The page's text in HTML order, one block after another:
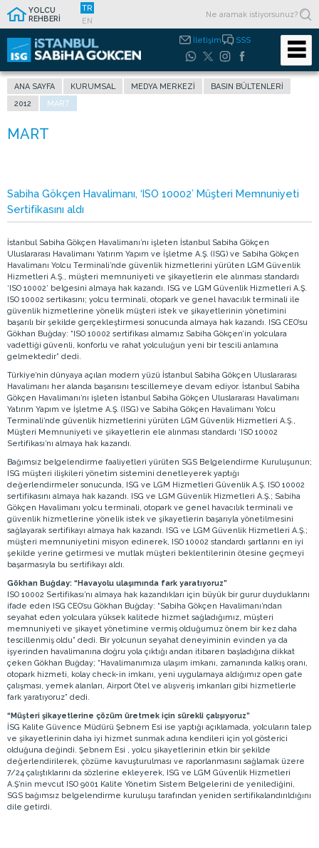
YOLCU
REHBERİ
TR
EN
İletişim SSS
ANA SAYFA KURUMSAL MEDYA MERKEZI
BASIN BÜLTENLERI
2012
MART
Sabiha Gökçen Havalimanı, ‘ISO 10002’ Müşteri Memnuniyeti
Sertifikasını aldı
İstanbul Sabiha Gökçen Havalimanı’nı işleten İstanbul Sabiha Gökçen
Uluslararası Havalimanı Yatırım Yapım ve İşletme A.Ş. (ISG) ve Sabiha Gökçen
Havalimanı Yolcu Terminali’nde güvenlik hizmetlerini yürüten LGM Güvenlik
Hizmetleri A.Ş., müşteri memnuniyeti ve şikayetlerin ele alınması standardı
‘ISO 10002’ belgesini almaya hak kazandı. ISG ve LGM Güvenlik Hizmetleri A.Ş.
ISO 10002 sertikasını; yolcu terminali, otopark ve genel havacılık terminali ile
güvenlik hizmetlerine yönelik müşteri istek ve şikayetlerinin yönetimini
başarılı bir şekilde gerçekleştirmesi sonucunda almaya hak kazandı. ISG CEO’su
Gökhan Buğday: “ISO 10002 sertifikası almamız Sabiha Gökçen’in yolculara
vadettiği güvenli, konforlu ve rahat yolculuğun yeni bir tescili anlamına
gelmektedir” dedi.
Türkiye’nin dünyaya açılan modern yüzü İstanbul Sabiha Gökçen Uluslararası
Havalimanı her alanda başarısını tescillemeye devam ediyor. İstanbul Sabiha
Gökçen Havalimanı’nı işleten İstanbul Sabiha Gökçen Uluslararası Havalimanı
Yatırım Yapım ve İşletme A.Ş. (ISG) ve Sabiha Gökçen Havalimanı Yolcu
Terminali’nde güvenlik hizmetlerini yürüten LGM Güvenlik Hizmetleri A.Ş.,
Müşteri Memnuniyeti ve şikayetlerin ele alınması standardı ‘ISO 10002
Sertifikası’nı almaya hak kazandı.
Bağımsız belgelendirme faaliyetleri yürüten SGS Belgelendirme Kuruluşunun;
ISG müşteri ilişkileri yönetim sistemini denetleyerek yaptığı
değerlendirmeler sonucunda, ISG ve LGM Hizmetleri Güvenlik A.Ş. ISO 10002
sertifikasını almaya hak kazandı. ISG ve LGM Güvenlik Hizmetleri A.Ş.; Sabiha
Gökçen Havalimanı yolcu terminali, otopark ve genel havacılık terminali ve
güvenlik hizmetlerine yönelik istek ve şikayetlerin başarıyla yönetilmesini
sağlayarak sertifikayı almaya hak kazandı. ISG ve LGM Güvenlik Hizmetleri A.Ş.;
müşteri memnuniyetini misyon edinerek, ISO 10002 standardı şartlarını en iyi
şekilde yerine getirmesi ve mutlak müşteri beklentilerinin ötesine geçmeyi
başarmasıyla bu sertifikayı aldı.
Gökhan Buğday: “Havayolu ulaşımında fark yaratıyoruz”
ISO 10002 Sertifikası’nı almaya hak kazandıkları için büyük bir gurur duyduklarını
ifade eden ISG CEO’su Gökhan Buğday: “Sabiha Gökçen Havalimanı’ndan
seyahat eden yolculara yüksek kalitede hizmet sağladığımız, müşteri
memnuniyeti ve şikayet yönetimine vermiş olduğumuz önem bir kez daha
tescillenmiş oldu” dedi. Bir yolcunun seyahat deneyiminin evinden ya da
işyerinden havalimanına doğru yola çıktığı andan itibaren başladığına dikkat
çeken Gökhan Buğday; “Havalimanımıza ulaşım imkanı, zamanında kalkış oranı,
otopark hizmeti, kolay check-in imkanı, yeni uygulamaya aldığımız open gate
çalışması, yemek alanları, Airport Otel ve alışveriş imkanları gibi hizmetlerle
fark yaratıyoruz” dedi.
“Müşteri şikayetlerine çözüm üretmek için sürekli çalışıyoruz”
İSG Kalite Güvence Müdürü Şebnem Esi ise yaptığı açıklamada, yolcuların talep
ve şikayetlerinin daha iyi hizmet sunmak adına kendileri için yol gösterici
olduğuna değindi. Şebnem Esi , yolcu şikayetlerinin etkin bir şekilde
değerlendirilerek, çözüme kavuşturulması ve raporlanmasını sağlamak üzere
7/24 çalıştıklarını da sözlerine ekleyerek, ISG ve LGM Güvenlik Hizmetleri
A.Ş’nin mevcut ISO 9001 Kalite Yönetim Sistem Belgelerini de yenilediğini,
SGS bağımsız belgelendirme kuruluşu tarafından yeniden sertifikalandırıldığını
dile getirdi.